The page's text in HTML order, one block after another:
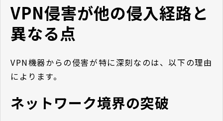
VPN侵害が他の侵入経路と
異なる点
VPN機器からの侵害が特に深刻なのは、以下の理由
によります。
ネットワーク境界の突破